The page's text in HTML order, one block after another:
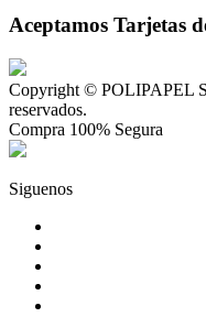
Aceptamos Tarjetas
Copyright © POLIPAPEL
reservados.
Compra 100% Segura
Siguenos